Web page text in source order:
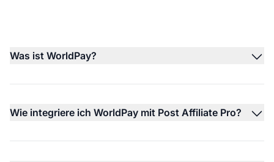
Was ist WorldPay?
Wie integriere ich WorldPay mit Post Affiliate Pro?